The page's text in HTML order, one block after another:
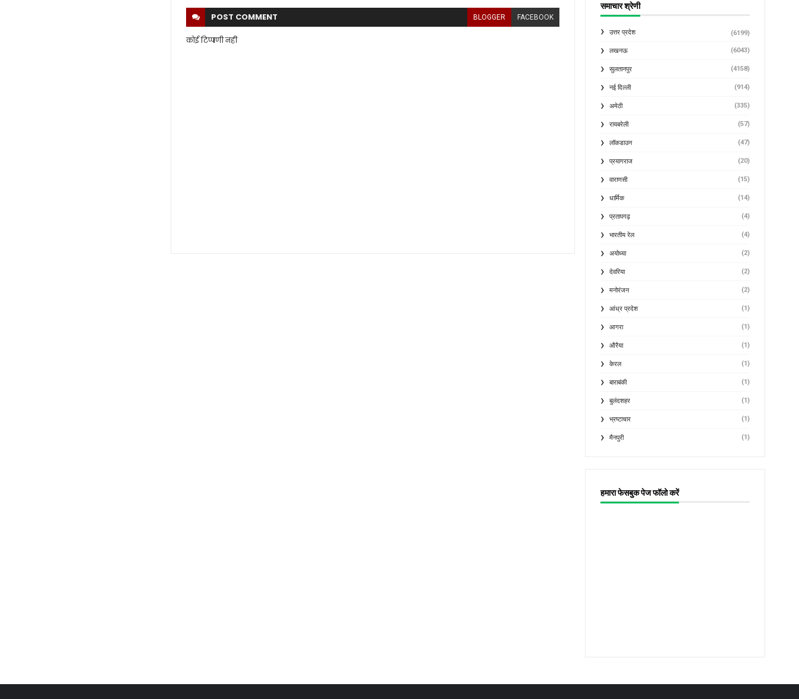
POST COMMENT BLOGGER FACEBOOK
कोई टिप्पणी नहीं
समाचार श्रेणी
उत्तर प्रदेश (6199)
लखनऊ (6043)
सुलतानपुर (4158)
नई दिल्ली (914)
अमेठी (335)
रायबरेली (57)
लॉकडाउन (47)
प्रयागराज (20)
वाराणसी (15)
धार्मिक (14)
प्रतापगढ़ (4)
भारतीय रेल (4)
अयोध्या (2)
देवरिया (2)
मनोरंजन (2)
आंध्र प्रदेश (1)
आगरा (1)
औरैया (1)
केरल (1)
बाराबंकी (1)
बुलंदशहर (1)
भ्रष्टाचार (1)
मैनपुरी (1)
हमारा फेसबुक पेज फॉलो करें